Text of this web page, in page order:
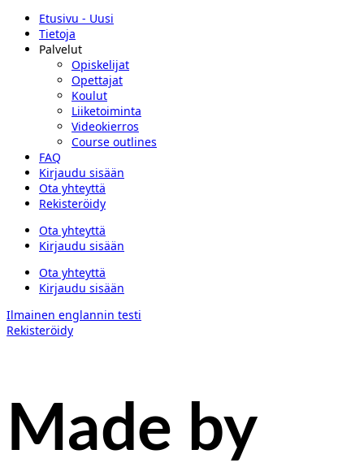
Etusivu - Uusi
Tietoja
Palvelut
Opiskelijat
Opettajat
Koulut
Liiketoiminta
Videokierros
Course outlines
FAQ
Kirjaudu sisään
Ota yhteyttä
Rekisteröidy
Ota yhteyttä
Kirjaudu sisään
Ota yhteyttä
Kirjaudu sisään
Ilmainen englannin testi
Rekisteröidy
Made by